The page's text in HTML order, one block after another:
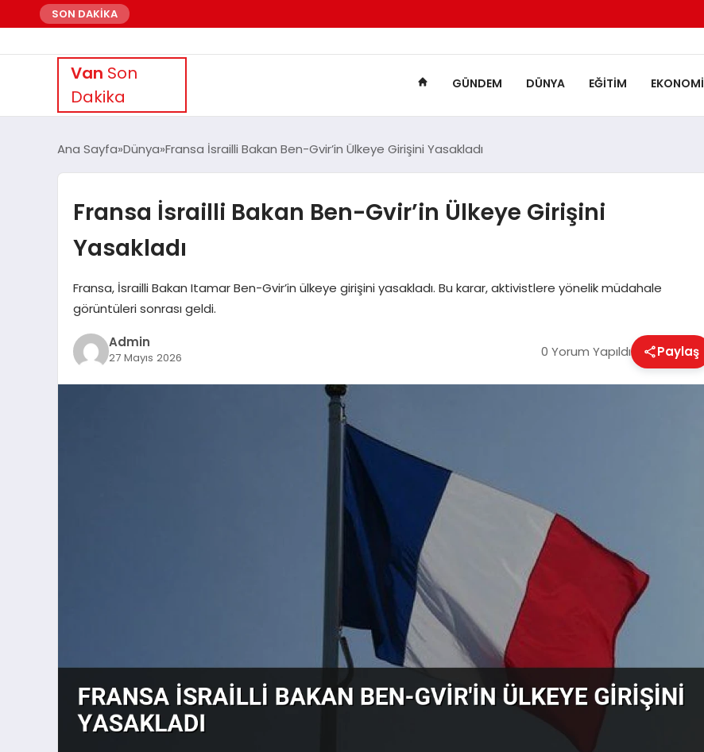
SON DAKİKA
Van Son
Dakika
GÜNDEM DÜNYA EĞITIM EKONOMI
Ana Sayfa Dünya Fransa İsrailli Bakan Ben-Gvir’in Ülkeye Girişini Yasakladı
Fransa İsrailli Bakan Ben-Gvir’in Ülkeye Girişini
Yasakladı
Fransa, İsrailli Bakan Itamar Ben-Gvir’in ülkeye girişini yasakladı. Bu karar, aktivistlere yönelik müdahale
görüntüleri sonrası geldi.
Admin
27 Mayıs 2026 0 Yorum Yapıldı Paylaş